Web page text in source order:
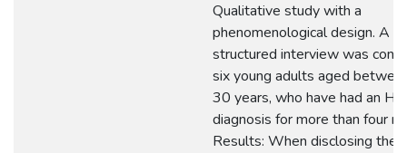
Qualitative study with a
phenomenological design. A
structured interview was
six young adults aged
30 years, who have had an
diagnosis for more than four
Results: When disclosing the